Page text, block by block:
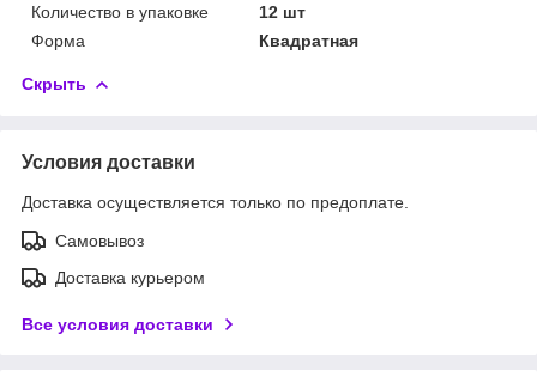
Количество в упаковке
12 шт
Форма
Квадратная
Скрыть
Условия доставки
Доставка осуществляется только по предоплате.
Самовывоз
Доставка курьером
Все условия доставки